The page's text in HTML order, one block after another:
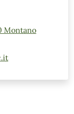
Montano